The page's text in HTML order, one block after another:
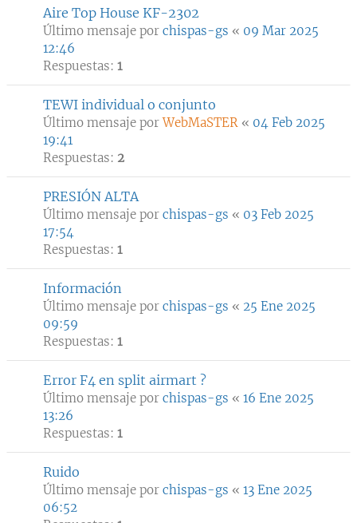
Aire Top House KF-2302
Último mensaje por chispas-gs « 09 Mar 2025
12:46
Respuestas: 1
TEWI individual o conjunto
Último mensaje porWebMaSTER « 04 Feb 2025
19:41
Respuestas: 2
PRESIÓN ALTA
Último mensaje por chispas-gs « 03 Feb 2025
17:54
Respuestas: 1
Información
Último mensaje por chispas-gs « 25 Ene 2025
09:59
Respuestas: 1
Error F4 en split airmart ?
Último mensaje por chispas-gs « 16 Ene 2025
13:26
Respuestas: 1
Ruido
Último mensaje por chispas-gs « 13 Ene 2025
06:52